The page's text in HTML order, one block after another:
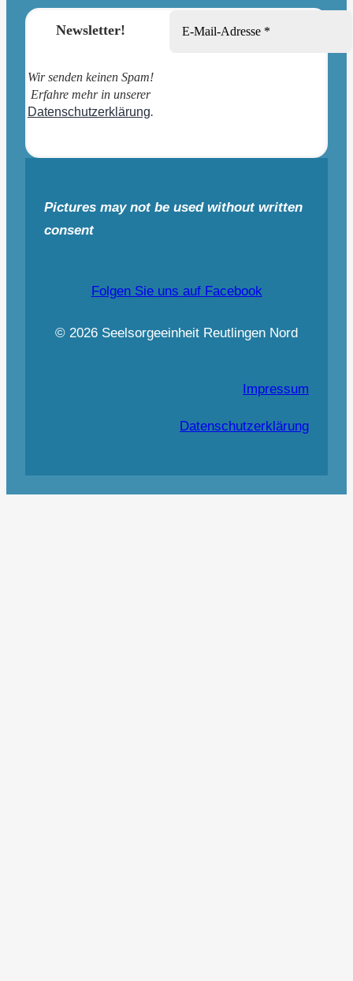
Newsletter!
Wir senden keinen Spam!
Erfahre mehr in unserer
Datenschutzerklärung.
Pictures may not be used without written
consent
Folgen Sie uns auf Facebook
© 2026 Seelsorgeeinheit Reutlingen Nord
Impressum
Datenschutzerklärung